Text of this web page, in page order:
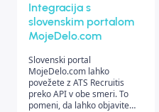
Integracija s
slovenskim portalom
MojeDelo.com
Slovenski portal
MojeDelo.com lahko
povežete z ATS Recruitis
preko API v obe smeri. To
pomeni, da lahko objavite